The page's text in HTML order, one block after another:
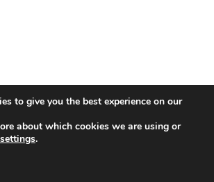
to give you the best experience on our
about which cookies we are using or
settings.